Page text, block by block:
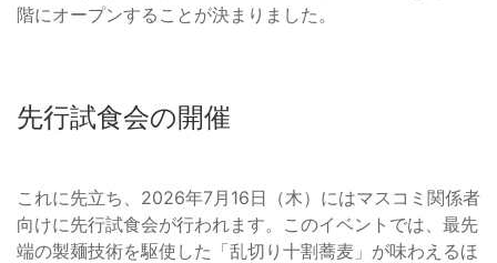
階にオープンすることが決まりました。
先行試食会の開催
これに先立ち、2026年7月16日（木）にはマスコミ関係者
向けに先行試食会が行われます。このイベントでは、最先
端の製麺技術を駆使した「乱切り十割蕎麦」が味わえるほ